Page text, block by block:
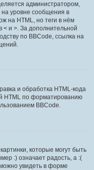
администратором,
уровне сообщения в
на HTML, но теги в нём
< и >. За дополнительной
по BBCode, ссылка на
и обработка HTML-кода
HTML по форматированию
BBCode.
которые могут быть
:) означает радость, а :(
увидеть в форме